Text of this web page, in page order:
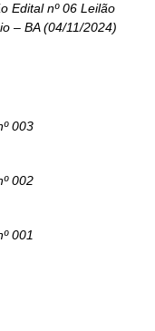
Edital nº 06 Leilão
– BA (04/11/2024)
003
002
001